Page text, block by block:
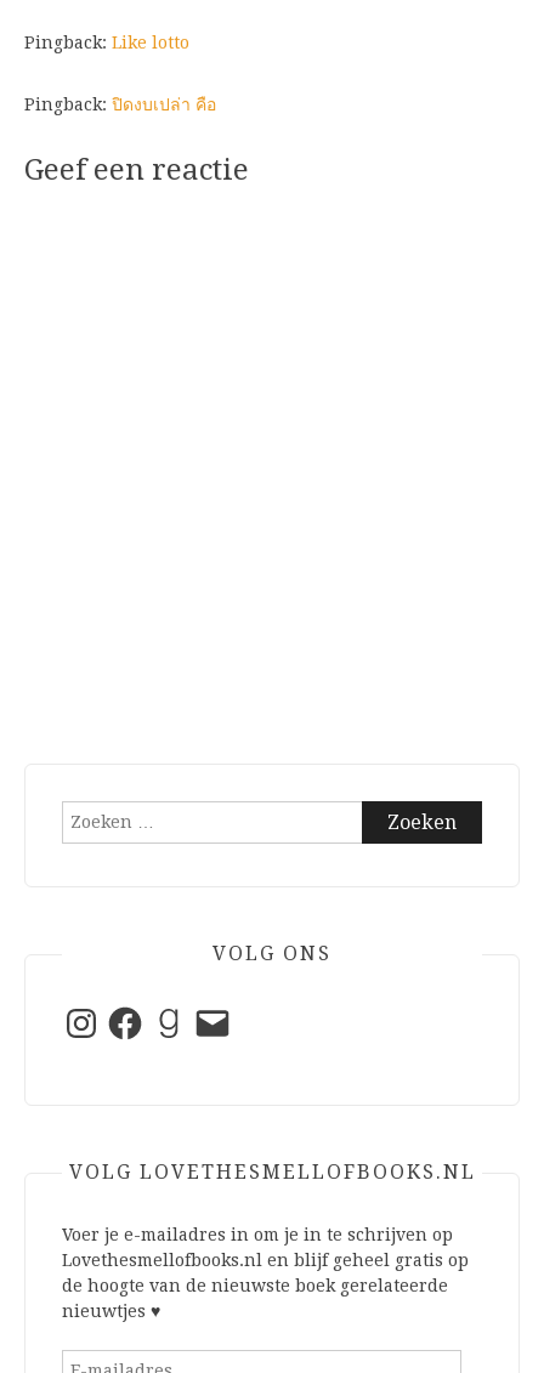
Pingback: Like lotto
Pingback: ปิดงบเปล่า คือ
Geef een reactie
Zoeken
naar:
VOLG ONS
InstagramFacebookGoodreads
E-
mail
VOLG LOVETHESMELLOFBOOKS.NL
Voer je e-mailadres in om je in te schrijven op
Lovethesmellofbooks.nl en blijf geheel gratis op
de hoogte van de nieuwste boek gerelateerde
nieuwtjes ♥
E-